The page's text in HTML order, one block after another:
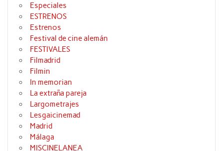
Especiales
ESTRENOS
Estrenos
Festival de cine alemán
FESTIVALES
Filmadrid
Filmin
In memorian
La extraña pareja
Largometrajes
Lesgaicinemad
Madrid
Málaga
MISCINELANEA